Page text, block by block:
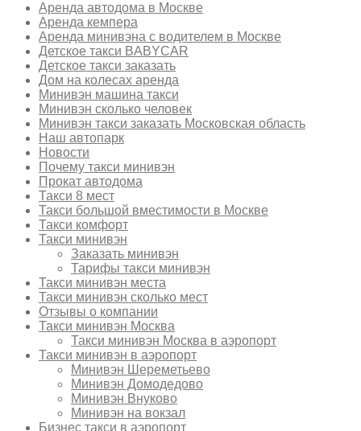
Аренда автодома в Москве
Аренда кемпера
Аренда минивэна с водителем в Москве
Детское такси BABYCAR
Детское такси заказать
Дом на колесах аренда
Минивэн машина такси
Минивэн сколько человек
Минивэн такси заказать Московская область
Наш автопарк
Новости
Почему такси минивэн
Прокат автодома
Такси 8 мест
Такси большой вместимости в Москве
Такси комфорт
Такси минивэн
Заказать минивэн
Тарифы такси минивэн
Такси минивэн места
Такси минивэн сколько мест
Отзывы о компании
Такси минивэн Москва
Такси минивэн Москва в аэропорт
Такси минивэн в аэропорт
Минивэн Шереметьево
Минивэн Домодедово
Минивэн Внуково
Минивэн на вокзал
Бизнес такси в аэропорт